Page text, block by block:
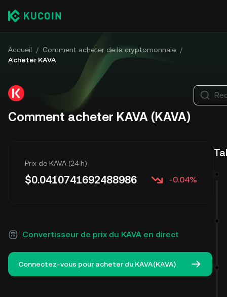
Accueil / Comment acheter de la cryptomonnaie /
Acheter KAVA
Comment acheter KAVA (KAVA)
Prix de KAVA (24 h)
$0.0410741692488986 -0.04%
Convertisseur de prix du KAVA en direct
Connectez-vous pour acheter du KAVA(KAVA)